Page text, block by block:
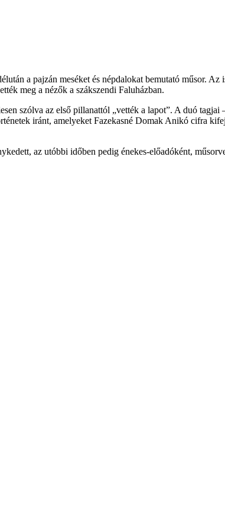
a pajzán meséket és népdalokat bemutató műsor.
meg a nézők a szákszendi Faluházban.
szólva az első pillanattól „vették a lapot”. A duó
iránt, amelyeket Fazekasné Domak Anikó cifra
az utóbbi időben pedig énekes-előadóként,